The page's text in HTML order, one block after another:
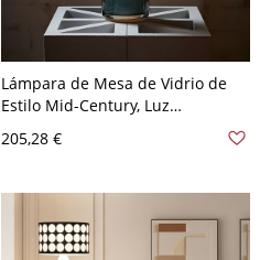
Lámpara de Mesa de Vidrio de
Estilo Mid-Century, Luz
Base de Latón - 110 A 120 V
205,28 €